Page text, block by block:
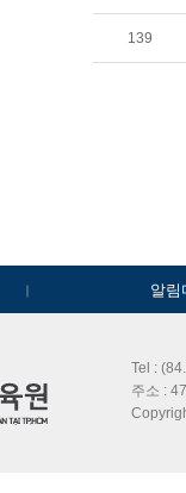
139
알림
Tel :
주소 :